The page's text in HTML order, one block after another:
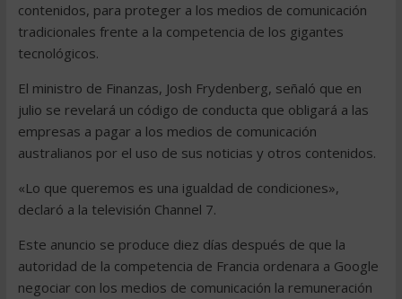
contenidos, para proteger a los medios de comunicación
tradicionales frente a la competencia de los gigantes
tecnológicos.
El ministro de Finanzas, Josh Frydenberg, señaló que en
julio se revelará un código de conducta que obligará a las
empresas a pagar a los medios de comunicación
australianos por el uso de sus noticias y otros contenidos.
«Lo que queremos es una igualdad de condiciones»,
declaró a la televisión Channel 7.
Este anuncio se produce diez días después de que la
autoridad de la competencia de Francia ordenara a Google
negociar con los medios de comunicación la remuneración